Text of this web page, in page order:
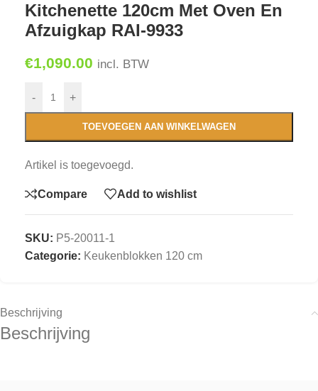
Kitchenette 120cm Met Oven En
Afzuigkap RAI-9933
€1,090.00 incl. BTW
- +
TOEVOEGEN AAN WINKELWAGEN
Artikel is toegevoegd.
Compare Add to wishlist
SKU: P5-20011-1
Categorie: Keukenblokken 120 cm
Beschrijving
Beschrijving